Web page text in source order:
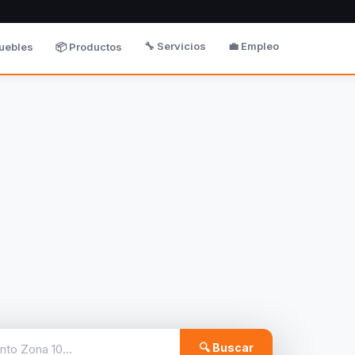
📦 Productos 🔧 Servicios 💼 Empleo
🔍 Buscar